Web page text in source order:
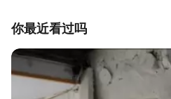
你最近看过吗